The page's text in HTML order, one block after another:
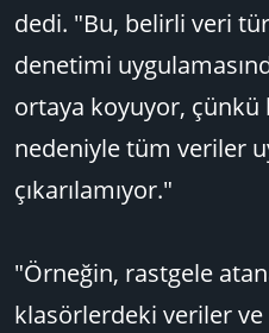
dedi. "Bu, belirli veri
denetimi
ortaya koyuyor, çünkü
nedeniyle tüm veriler
çıkarılamıyor."
"Örneğin, rastgele
klasörlerdeki veriler